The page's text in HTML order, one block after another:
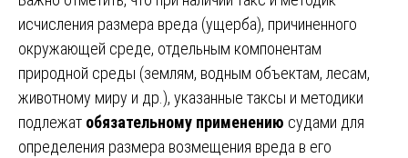
исчисления размера вреда (ущерба), причиненного
окружающей среде, отдельным компонентам
природной среды (землям, водным объектам, лесам,
животному миру и др.), указанные таксы и методики
подлежат обязательному применению судами для
определения размера возмещения вреда в его